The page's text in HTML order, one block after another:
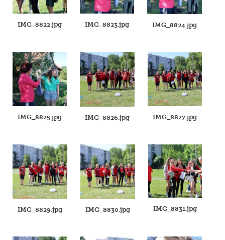
IMG_8822.jpg IMG_8823.jpg IMG_8824.jpg
IMG_8825.jpg IMG_8826.jpg IMG_8827.jpg
IMG_8829.jpg IMG_8830.jpg IMG_8831.jpg